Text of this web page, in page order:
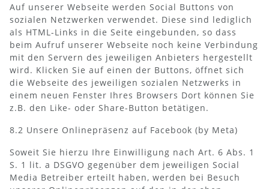
Auf unserer Webseite werden Social Buttons von
sozialen Netzwerken verwendet. Diese sind lediglich
als HTML-Links in die Seite eingebunden, so dass
beim Aufruf unserer Webseite noch keine Verbindung
mit den Servern des jeweiligen Anbieters hergestellt
wird. Klicken Sie auf einen der Buttons, öffnet sich
die Webseite des jeweiligen sozialen Netzwerks in
einem neuen Fenster Ihres Browsers Dort können Sie
z.B. den Like- oder Share-Button betätigen.
8.2 Unsere Onlinepräsenz auf Facebook (by Meta)
Soweit Sie hierzu Ihre Einwilligung nach Art. 6 Abs. 1
S. 1 lit. a DSGVO gegenüber dem jeweiligen Social
Media Betreiber erteilt haben, werden bei Besuch